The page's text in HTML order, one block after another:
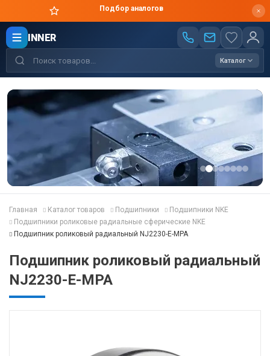
Цены производителя
INNER
Каталог
Главная Каталог товаров Подшипники
Подшипники NKE
Подшипники роликовые радиальные сферические NKE
Подшипник роликовый радиальный NJ2230-E-MPA
Подшипник роликовый радиальный
NJ2230-E-MPA